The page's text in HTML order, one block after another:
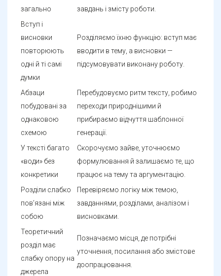
загально
завдань і змісту роботи.
Вступ і
висновки
повторюють
одні й ті самі
думки
Розділяємо їхню функцію: вступ має
вводити в тему, а висновки —
підсумовувати виконану роботу.
Абзаци
побудовані за
однаковою
схемою
Перебудовуємо ритм тексту, робимо
переходи природнішими й
прибираємо відчуття шаблонної
генерації.
У тексті багато
«води» без
конкретики
Скорочуємо зайве, уточнюємо
формулювання й залишаємо те, що
працює на тему та аргументацію.
Розділи слабко
пов’язані між
собою
Перевіряємо логіку між темою,
завданнями, розділами, аналізом і
висновками.
Теоретичний
розділ має
слабку опору на
джерела
Позначаємо місця, де потрібні
уточнення, посилання або змістове
доопрацювання.